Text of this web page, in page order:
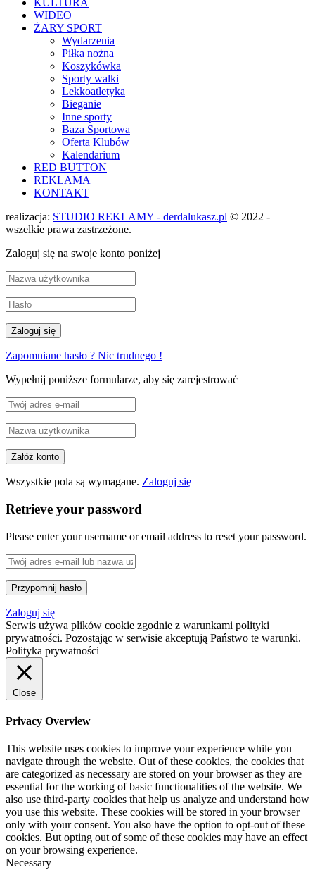
KULTURA
WIDEO
ŻARY SPORT
Wydarzenia
Piłka nożna
Koszykówka
Sporty walki
Lekkoatletyka
Bieganie
Inne sporty
Baza Sportowa
Oferta Klubów
Kalendarium
RED BUTTON
REKLAMA
KONTAKT
realizacja: STUDIO REKLAMY - derdalukasz.pl © 2022 -
wszelkie prawa zastrzeżone.
Zaloguj się na swoje konto poniżej
Zapomniane hasło ? Nic trudnego !
Wypełnij poniższe formularze, aby się zarejestrować
Wszystkie pola są wymagane. Zaloguj się
Retrieve your password
Please enter your username or email address to reset your password.
Zaloguj się
Serwis używa plików cookie zgodnie z warunkami polityki
prywatności. Pozostając w serwisie akceptują Państwo te warunki.
Polityka prywatności
Close
Privacy Overview
This website uses cookies to improve your experience while you
navigate through the website. Out of these cookies, the cookies that
are categorized as necessary are stored on your browser as they are
essential for the working of basic functionalities of the website. We
also use third-party cookies that help us analyze and understand how
you use this website. These cookies will be stored in your browser
only with your consent. You also have the option to opt-out of these
cookies. But opting out of some of these cookies may have an effect
on your browsing experience.
Necessary